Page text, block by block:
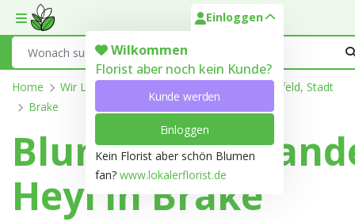
Toggle mobile menu
Einloggen
Wilkommen
Florist aber noch kein Kunde?
Kunde werden
Einloggen
Kein Florist aber schön Blumen
fan? www.lokalerflorist.de
Home Wir Liefern
Bielefeld, Stadt
Brake
Heyl in Brake